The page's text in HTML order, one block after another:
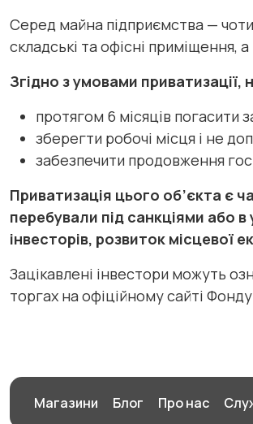
Серед майна підприємства —
складські та офісні приміщення,
Згідно з умовами приватизації,
протягом 6 місяців погасити
зберегти робочі місця і не
забезпечити продовження
Приватизація цього об’єкта є
перебували під санкціями або
інвесторів, розвиток місцевої
Зацікавлені інвестори можуть
торгах на офіційному сайті
Магазини Блог Про нас